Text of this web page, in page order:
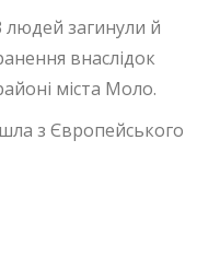
людей загинули й
внаслідок
міста Моло.
з Європейського